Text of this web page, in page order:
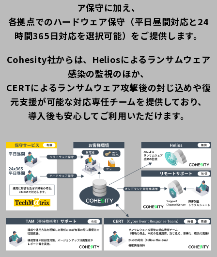
ア保守に加え、
各拠点でのハードウェア保守（平日昼間対応と24
時間365日対応を選択可能）をご提供します。
Cohesity社からは、Heliosによるランサムウェア
感染の監視のほか、
CERTによるランサムウェア攻撃後の封じ込めや復
元支援が可能な対応専任チームを提供しており、
導入後も安心してご利用いただけます。